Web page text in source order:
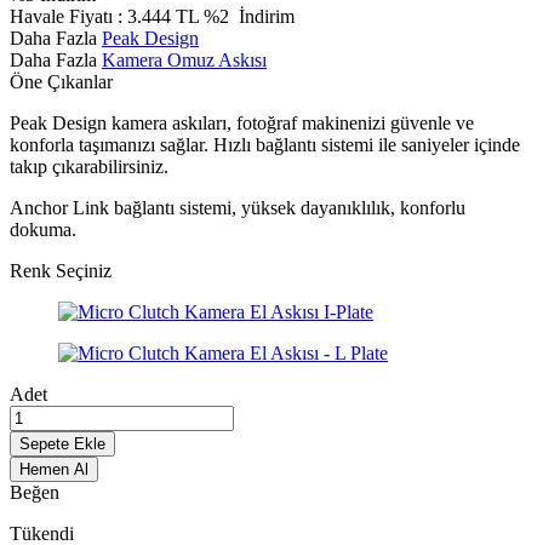
Havale Fiyatı : 3.444 TL %2 İndirim
Daha Fazla Peak Design
Daha Fazla Kamera Omuz Askısı
Öne Çıkanlar
Peak Design kamera askıları, fotoğraf makinenizi güvenle ve
konforla taşımanızı sağlar. Hızlı bağlantı sistemi ile saniyeler içinde
takıp çıkarabilirsiniz.
Anchor Link bağlantı sistemi, yüksek dayanıklılık, konforlu
dokuma.
Renk Seçiniz
Adet
Sepete Ekle
Hemen Al
Beğen
Tükendi